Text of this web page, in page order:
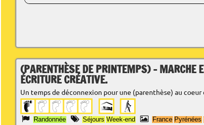
(PARENTHÈSE DE PRINTEMPS) - MARCHE
ÉCRITURE CRÉATIVE.
Un temps de déconnexion pour une (parenthèse) au coeur
Randonnée Séjours Week-end France Pyrénées